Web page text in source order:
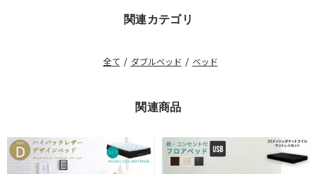
関連カテゴリ
全て / ダブルベッド / ベッド
関連商品